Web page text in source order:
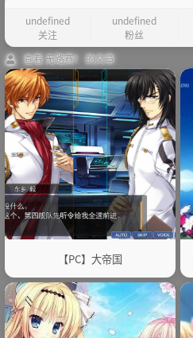
undefined
关注
undefined
粉丝
查看 无路赛！ 的文章
【PC】大帝国